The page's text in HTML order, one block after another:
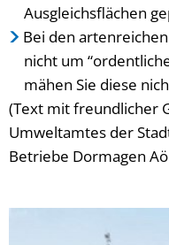
Ausgleichsflächen
Bei den
nicht um
mähen Sie diese
(Text mit freundlicher
Umweltamtes der
Betriebe Dormagen